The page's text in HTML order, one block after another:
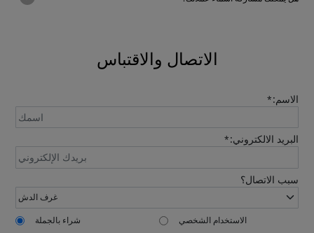
الاتصال والاقتباس
الاسم:*
البريد الالكتروني:*
سبب الاتصال؟
شراء بالجملة الاستخدام الشخصي